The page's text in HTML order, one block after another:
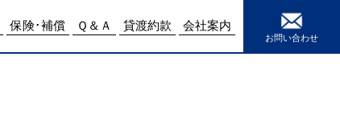
保険･補償 Ｑ＆Ａ 貸渡約款 会社案内
お問い合わせ